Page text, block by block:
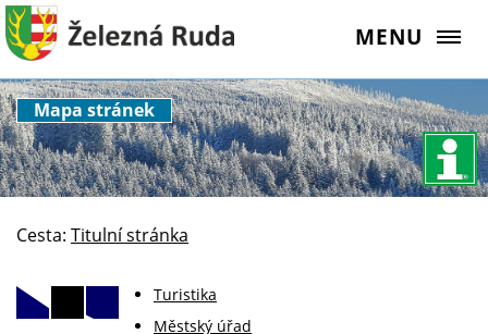
MENU
Mapa stránek
Cesta: Titulní stránka
Turistika
Městský úřad